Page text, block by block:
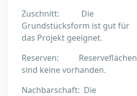
Zuschnitt: Die
Grundstücksform ist gut für
das Projekt geeignet.
Reserven: Reserveflächen
sind keine vorhanden.
Nachbarschaft: Die